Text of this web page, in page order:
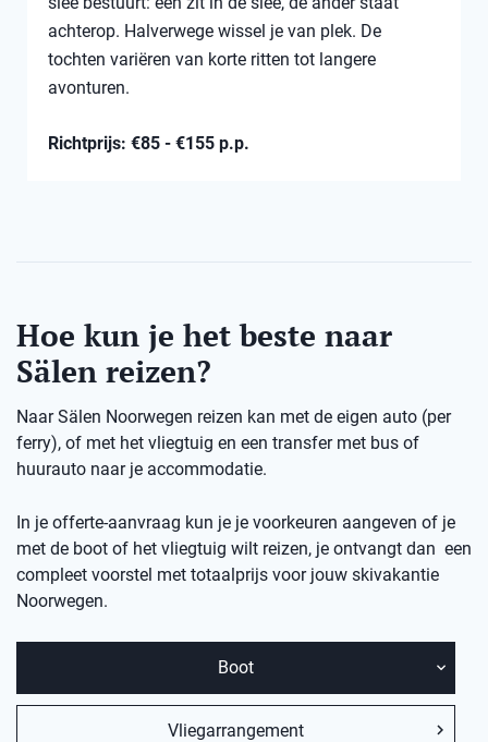
achterop. Halverwege wissel je van plek. De
tochten variëren van korte ritten tot langere
avonturen.
Richtprijs: €85 - €155 p.p.
Hoe kun je het beste naar
Sälen reizen?
Naar Sälen Noorwegen reizen kan met de eigen auto (per
ferry), of met het vliegtuig en een transfer met bus of
huurauto naar je accommodatie.
In je offerte-aanvraag kun je je voorkeuren aangeven of je
met de boot of het vliegtuig wilt reizen, je ontvangt dan een
compleet voorstel met totaalprijs voor jouw skivakantie
Noorwegen.
Boot
Vliegarrangement